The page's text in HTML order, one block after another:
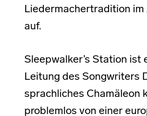
Liedermachertradition
auf.
Sleepwalker’s Station
Leitung des Songwriters
sprachliches Chamäleon
problemlos von einer